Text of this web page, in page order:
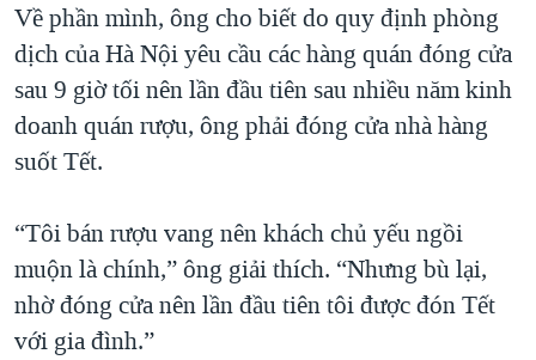
Về phần mình, ông cho biết do quy định phòng
dịch của Hà Nội yêu cầu các hàng quán đóng cửa
sau 9 giờ tối nên lần đầu tiên sau nhiều năm kinh
doanh quán rượu, ông phải đóng cửa nhà hàng
suốt Tết.
“Tôi bán rượu vang nên khách chủ yếu ngồi
muộn là chính,” ông giải thích. “Nhưng bù lại,
nhờ đóng cửa nên lần đầu tiên tôi được đón Tết
với gia đình.”